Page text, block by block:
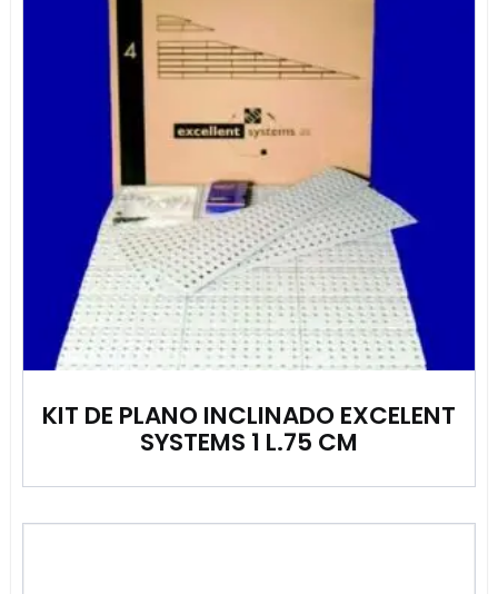
KIT DE PLANO INCLINADO EXCELENT
SYSTEMS 1 L.75 CM